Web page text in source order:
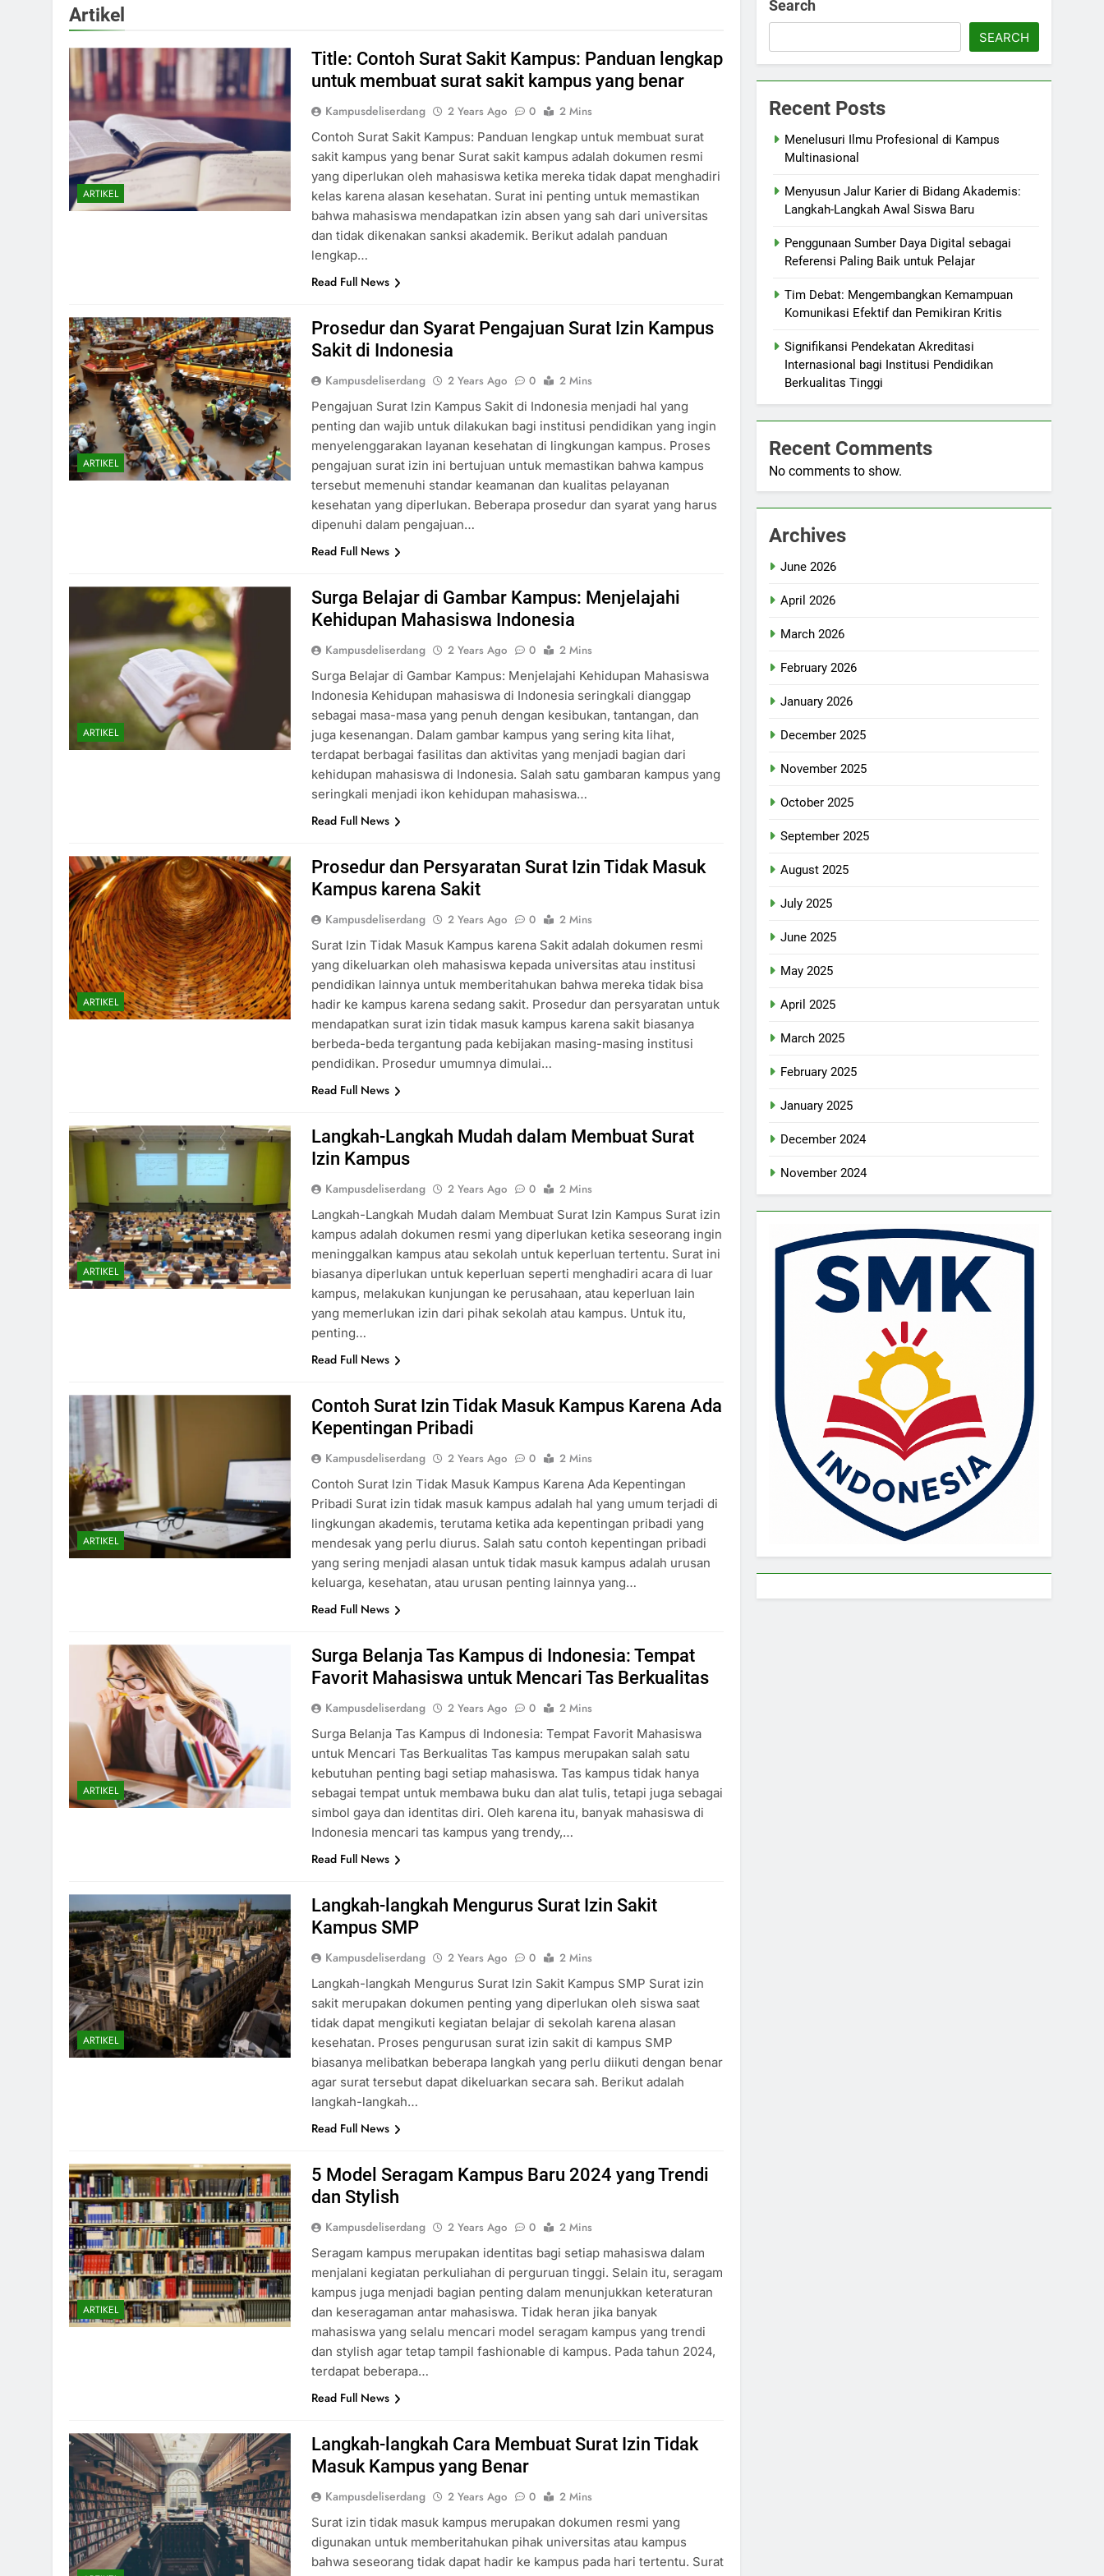
Artikel
ARTIKEL
Title: Contoh Surat Sakit Kampus: Panduan lengkap
untuk membuat surat sakit kampus yang benar
Kampusdeliserdang 2 Years Ago 0
2 Mins
Contoh Surat Sakit Kampus: Panduan lengkap untuk membuat surat
sakit kampus yang benar Surat sakit kampus adalah dokumen resmi
yang diperlukan oleh mahasiswa ketika mereka tidak dapat menghadiri
kelas karena alasan kesehatan. Surat ini penting untuk memastikan
bahwa mahasiswa mendapatkan izin absen yang sah dari universitas
dan tidak dikenakan sanksi akademik. Berikut adalah panduan
lengkap…
Read Full News
ARTIKEL
Prosedur dan Syarat Pengajuan Surat Izin Kampus
Sakit di Indonesia
Kampusdeliserdang 2 Years Ago 0
2 Mins
Pengajuan Surat Izin Kampus Sakit di Indonesia menjadi hal yang
penting dan wajib untuk dilakukan bagi institusi pendidikan yang ingin
menyelenggarakan layanan kesehatan di lingkungan kampus. Proses
pengajuan surat izin ini bertujuan untuk memastikan bahwa kampus
tersebut memenuhi standar keamanan dan kualitas pelayanan
kesehatan yang diperlukan. Beberapa prosedur dan syarat yang harus
dipenuhi dalam pengajuan…
Read Full News
ARTIKEL
Surga Belajar di Gambar Kampus: Menjelajahi
Kehidupan Mahasiswa Indonesia
Kampusdeliserdang 2 Years Ago 0
2 Mins
Surga Belajar di Gambar Kampus: Menjelajahi Kehidupan Mahasiswa
Indonesia Kehidupan mahasiswa di Indonesia seringkali dianggap
sebagai masa-masa yang penuh dengan kesibukan, tantangan, dan
juga kesenangan. Dalam gambar kampus yang sering kita lihat,
terdapat berbagai fasilitas dan aktivitas yang menjadi bagian dari
kehidupan mahasiswa di Indonesia. Salah satu gambaran kampus yang
seringkali menjadi ikon kehidupan mahasiswa…
Read Full News
ARTIKEL
Prosedur dan Persyaratan Surat Izin Tidak Masuk
Kampus karena Sakit
Kampusdeliserdang 2 Years Ago 0
2 Mins
Surat Izin Tidak Masuk Kampus karena Sakit adalah dokumen resmi
yang dikeluarkan oleh mahasiswa kepada universitas atau institusi
pendidikan lainnya untuk memberitahukan bahwa mereka tidak bisa
hadir ke kampus karena sedang sakit. Prosedur dan persyaratan untuk
mendapatkan surat izin tidak masuk kampus karena sakit biasanya
berbeda-beda tergantung pada kebijakan masing-masing institusi
pendidikan. Prosedur umumnya dimulai…
Read Full News
ARTIKEL
Langkah-Langkah Mudah dalam Membuat Surat
Izin Kampus
Kampusdeliserdang 2 Years Ago 0
2 Mins
Langkah-Langkah Mudah dalam Membuat Surat Izin Kampus Surat izin
kampus adalah dokumen resmi yang diperlukan ketika seseorang ingin
meninggalkan kampus atau sekolah untuk keperluan tertentu. Surat ini
biasanya diperlukan untuk keperluan seperti menghadiri acara di luar
kampus, melakukan kunjungan ke perusahaan, atau keperluan lain
yang memerlukan izin dari pihak sekolah atau kampus. Untuk itu,
penting…
Read Full News
ARTIKEL
Contoh Surat Izin Tidak Masuk Kampus Karena Ada
Kepentingan Pribadi
Kampusdeliserdang 2 Years Ago 0
2 Mins
Contoh Surat Izin Tidak Masuk Kampus Karena Ada Kepentingan
Pribadi Surat izin tidak masuk kampus adalah hal yang umum terjadi di
lingkungan akademis, terutama ketika ada kepentingan pribadi yang
mendesak yang perlu diurus. Salah satu contoh kepentingan pribadi
yang sering menjadi alasan untuk tidak masuk kampus adalah urusan
keluarga, kesehatan, atau urusan penting lainnya yang…
Read Full News
ARTIKEL
Surga Belanja Tas Kampus di Indonesia: Tempat
Favorit Mahasiswa untuk Mencari Tas Berkualitas
Kampusdeliserdang 2 Years Ago 0
2 Mins
Surga Belanja Tas Kampus di Indonesia: Tempat Favorit Mahasiswa
untuk Mencari Tas Berkualitas Tas kampus merupakan salah satu
kebutuhan penting bagi setiap mahasiswa. Tas kampus tidak hanya
sebagai tempat untuk membawa buku dan alat tulis, tetapi juga sebagai
simbol gaya dan identitas diri. Oleh karena itu, banyak mahasiswa di
Indonesia mencari tas kampus yang trendy,…
Read Full News
ARTIKEL
Langkah-langkah Mengurus Surat Izin Sakit
Kampus SMP
Kampusdeliserdang 2 Years Ago 0
2 Mins
Langkah-langkah Mengurus Surat Izin Sakit Kampus SMP Surat izin
sakit merupakan dokumen penting yang diperlukan oleh siswa saat
tidak dapat mengikuti kegiatan belajar di sekolah karena alasan
kesehatan. Proses pengurusan surat izin sakit di kampus SMP
biasanya melibatkan beberapa langkah yang perlu diikuti dengan benar
agar surat tersebut dapat dikeluarkan secara sah. Berikut adalah
langkah-langkah…
Read Full News
ARTIKEL
5 Model Seragam Kampus Baru 2024 yang Trendi
dan Stylish
Kampusdeliserdang 2 Years Ago 0
2 Mins
Seragam kampus merupakan identitas bagi setiap mahasiswa dalam
menjalani kegiatan perkuliahan di perguruan tinggi. Selain itu, seragam
kampus juga menjadi bagian penting dalam menunjukkan keteraturan
dan keseragaman antar mahasiswa. Tidak heran jika banyak
mahasiswa yang selalu mencari model seragam kampus yang trendi
dan stylish agar tetap tampil fashionable di kampus. Pada tahun 2024,
terdapat beberapa…
Read Full News
Langkah-langkah Cara Membuat Surat Izin Tidak
Masuk Kampus yang Benar
Kampusdeliserdang 2 Years Ago 0
2 Mins
Surat izin tidak masuk kampus merupakan dokumen resmi yang
digunakan untuk memberitahukan pihak universitas atau kampus
bahwa seseorang tidak dapat hadir ke kampus pada hari tertentu. Surat
Search
SEARCH
Recent Posts
Menelusuri Ilmu Profesional di Kampus
Multinasional
Menyusun Jalur Karier di Bidang Akademis:
Langkah-Langkah Awal Siswa Baru
Penggunaan Sumber Daya Digital sebagai
Referensi Paling Baik untuk Pelajar
Tim Debat: Mengembangkan Kemampuan
Komunikasi Efektif dan Pemikiran Kritis
Signifikansi Pendekatan Akreditasi
Internasional bagi Institusi Pendidikan
Berkualitas Tinggi
Recent Comments
No comments to show.
Archives
June 2026
April 2026
March 2026
February 2026
January 2026
December 2025
November 2025
October 2025
September 2025
August 2025
July 2025
June 2025
May 2025
April 2025
March 2025
February 2025
January 2025
December 2024
November 2024